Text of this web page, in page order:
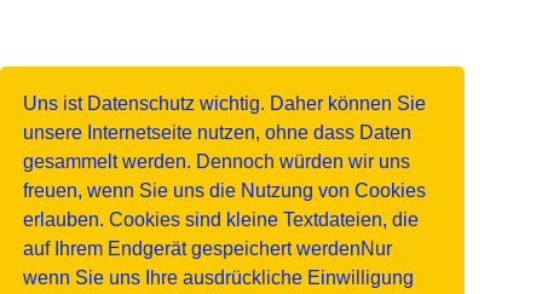
Uns ist Datenschutz wichtig. Daher können Sie
unsere Internetseite nutzen, ohne dass Daten
gesammelt werden. Dennoch würden wir uns
freuen, wenn Sie uns die Nutzung von Cookies
erlauben. Cookies sind kleine Textdateien, die
auf Ihrem Endgerät gespeichert werdenNur
wenn Sie uns Ihre ausdrückliche Einwilligung